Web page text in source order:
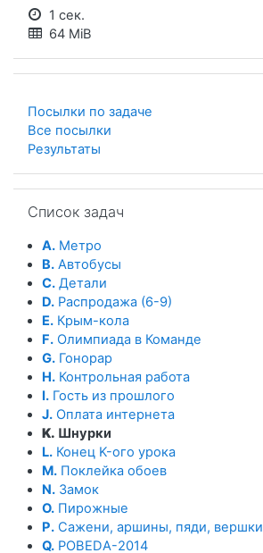
1 сек.
64 MiB
Посылки по задаче
Все посылки
Результаты
Список задач
A. Метро
B. Автобусы
C. Детали
D. Распродажа (6-9)
E. Крым-кола
F. Олимпиада в Команде
G. Гонорар
H. Контрольная работа
I. Гость из прошлого
J. Оплата интернета
K. Шнурки
L. Конец K-ого урока
M. Поклейка обоев
N. Замок
O. Пирожные
P. Сажени, аршины, пяди, вершки
Q. POBEDA-2014